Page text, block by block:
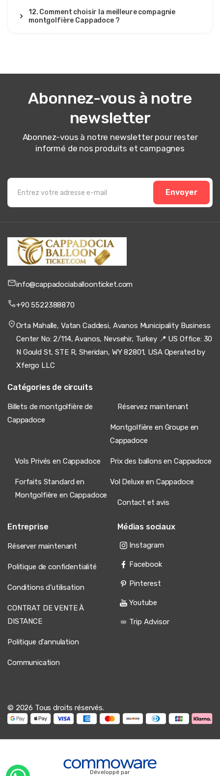
12. Comment choisir la meilleure compagnie
montgolfière Cappadoce ?
Abonnez-vous à notre
newsletter
Abonnez-vous à notre newsletter pour rester
informé de nos produits et campagnes
Envoyer
info@cappadociaballoonticket.com
+90 5522388870
Orta Mahalle, Vatan Caddesi, Avanos Municipality Business
Center No: 2/114, Avanos, Nevsehir, Turkey 📍 US Office: 30
N Gould St, STE R, Sheridan, WY 82801, USA Operated by
Xfergo LLC
Catégories de circuits
Billets de montgolfière de
Cappadoce
Réservez maintenant
Montgolfière en Groupe en
Cappadoce
Vols Privés en Cappadoce Prix des ballons en Cappadoce
Forfaits Standard en
Montgolfière en Cappadoce
Vol Deluxe en Cappadoce
Contact et avis
Entreprise
Réserver maintenant
Politique de confidentialité
Conditions d'utilisation
CONTRAT DE VENTE À
DISTANCE
Politique d'annulation
Communication
Médias sociaux
Instagram
Facebook
Pinterest
Youtube
Trip Advisor
© 2026 Tous droits réservés.
Développé par